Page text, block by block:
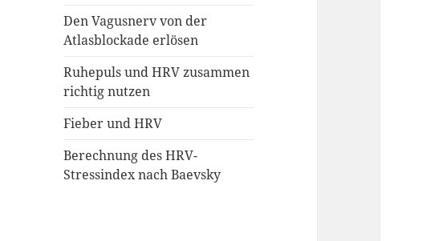
Den Vagusnerv von der
Atlasblockade erlösen
Ruhepuls und HRV zusammen
richtig nutzen
Fieber und HRV
Berechnung des HRV-
Stressindex nach Baevsky